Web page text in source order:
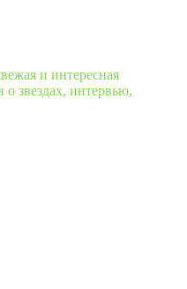
и интересная
звездах, интервью,